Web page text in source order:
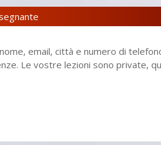
email, città e numero di
Le vostre lezioni sono private,